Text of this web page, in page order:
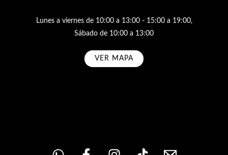
Lunes a viernes de 10:00 a 13:00 - 15:00 a 19:00,
Sábado de 10:00 a 13:00
VER MAPA